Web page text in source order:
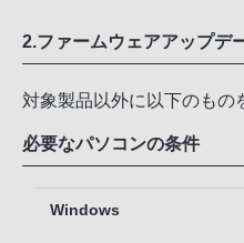
2.ファームウェアアップデ
対象製品以外に以下のもの
必要なパソコンの条件
Windows